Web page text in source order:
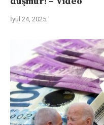
İyul 24, 2025